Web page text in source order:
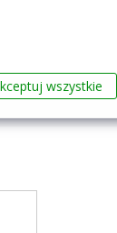
wszystkie